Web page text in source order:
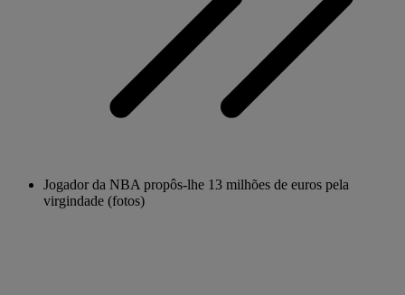
Jogador da NBA propôs-lhe 13 milhões de euros pela
virgindade (fotos)